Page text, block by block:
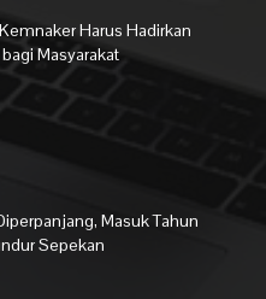
Harus Hadirkan
Masyarakat
Masuk Tahun
Sepekan